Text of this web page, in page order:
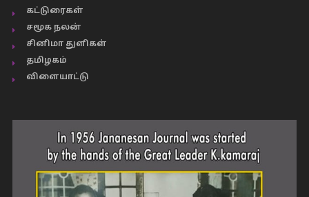
கட்டுரைகள்
சமூக நலன்
சினிமா துளிகள்
தமிழகம்
விளையாட்டு